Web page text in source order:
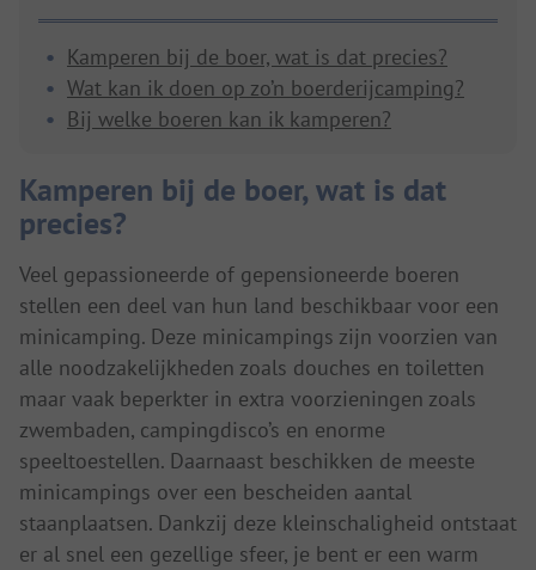
Kamperen bij de boer, wat is dat precies?
Wat kan ik doen op zo’n boerderijcamping?
Bij welke boeren kan ik kamperen?
Kamperen bij de boer, wat is dat
precies?
Veel gepassioneerde of gepensioneerde boeren
stellen een deel van hun land beschikbaar voor een
minicamping. Deze minicampings zijn voorzien van
alle noodzakelijkheden zoals douches en toiletten
maar vaak beperkter in extra voorzieningen zoals
zwembaden, campingdisco’s en enorme
speeltoestellen. Daarnaast beschikken de meeste
minicampings over een bescheiden aantal
staanplaatsen. Dankzij deze kleinschaligheid ontstaat
er al snel een gezellige sfeer, je bent er een warm